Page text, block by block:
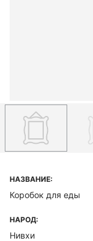
НАЗВАНИЕ:
Коробок для еды
НАРОД:
Нивхи